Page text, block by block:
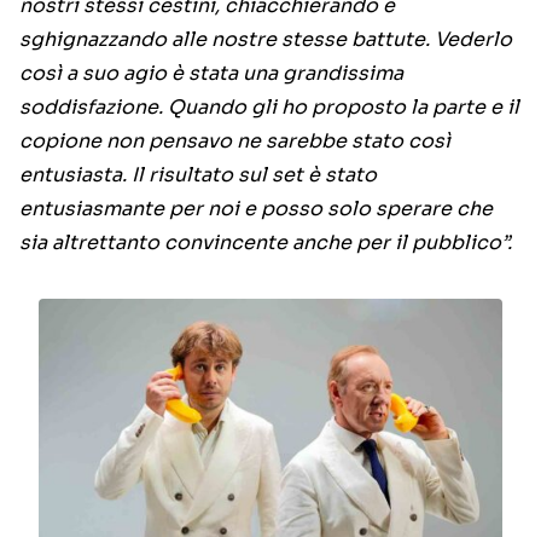
nostri stessi cestini, chiacchierando e
sghignazzando alle nostre stesse battute. Vederlo
così a suo agio è stata una grandissima
soddisfazione. Quando gli ho proposto la parte e il
copione non pensavo ne sarebbe stato così
entusiasta. Il risultato sul set è stato
entusiasmante per noi e posso solo sperare che
sia altrettanto convincente anche per il pubblico”.